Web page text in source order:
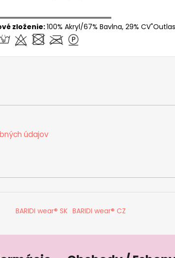
zloženie:100% Akryl/67% Bavlna, 29%
údajov
BARIDI wear® SK BARIDI wear® CZ